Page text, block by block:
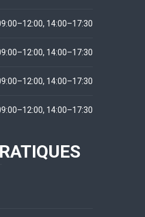
14:00–17:30
14:00–17:30
14:00–17:30
14:00–17:30